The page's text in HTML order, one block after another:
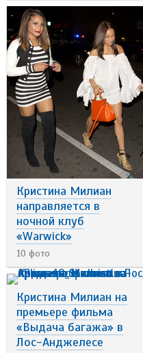
Кристина Милиан
направляется в
ночной клуб
«Warwick»
10 фото
Кристина Милиан на
премьере фильма
«Выдача багажа» в
Лос-Анджелесе